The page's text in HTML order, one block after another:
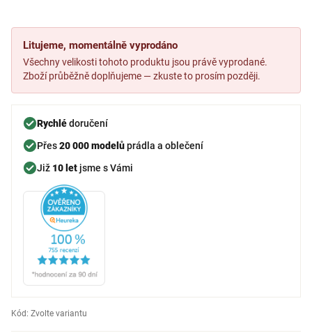
Litujeme, momentálně vyprodáno
Všechny velikosti tohoto produktu jsou právě vyprodané.
Zboží průběžně doplňujeme — zkuste to prosím později.
Rychlédoručení
Přes20 000 modelůprádla a oblečení
Již 10 let jsme s Vámi
Kód: Zvolte variantu